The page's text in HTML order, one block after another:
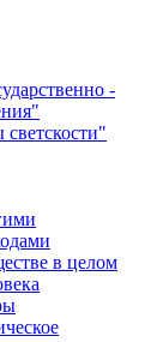
-
в целом